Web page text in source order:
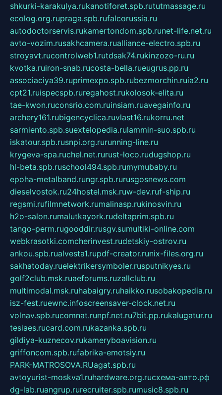
shkurki-karakulya.rukanotiforet.spb.rututmassage.ru
ecolog.org.rupraga.spb.rufalcorussia.ru
autodoctorservis.rukamertondom.spb.runet-life.net.ru
avto-vozim.rusakhcamera.rualliance-electro.spb.ru
stroyavt.rucontrolweb1.rutdsak74.rukinzozo-ru.ru
kvotka.ruiron-snab.rucosta-bella.rueugrus.pp.ru
associaciya39.ruprimexpo.spb.rubezmorchin.ruia2.ru
cpt21.ruispecspb.ruregahost.rukolosok-elita.ru
tae-kwon.ruconsrio.com.ruinsiam.ruavegainfo.ru
archery161.rubigencyclica.ruvlast16.rukorru.net
sarmiento.spb.suextelopedia.rulammin-suo.spb.ru
iskatour.spb.rusnpi.org.rurunning-line.ru
krygeva-spa.ruchel.net.rurust-loco.rudugshop.ru
hl-beta.spb.ruschool494.spb.rumymubaby.ru
epoha-metalband.rungr.spb.rurusgosnews.com
dieselvostok.ru24hostel.msk.ruw-dev.ruf-ship.ru
regsmi.rufilmnetwork.rumalinasp.rukinosvin.ru
h2o-salon.rumalutkayork.rudeltaprim.spb.ru
tango-perm.rugooddir.rusgv.sumultiki-online.com
webkrasotki.comcherinvest.rudetskiy-ostrov.ru
ankou.spb.rualvesta1.rupdf-creator.runix-files.org.ru
sakhatoday.ruelektrikersymboler.rusputnikyes.ru
golf2club.msk.ruaeforums.ruzallclub.ru
multimodal.msk.ruhabaigry.ruhaikko.rusobakopedia.ru
isz-fest.ruewnc.infoscreensaver-clock.net.ru
volnav.spb.rucomnat.runpf.net.ru7bit.pp.rukalugatur.ru
tesiaes.rucard.com.rukazanka.spb.ru
gildiya-kuznecov.rukameryboavision.ru
griffoncom.spb.rufabrika-emotsiy.ru
PARK-MATROSOVA.RUagat.spb.ru
avtoyurist-moskva1.ruhardware.org.ruсхема-авто.рф
dg-lab.ruangrup.rurecruiter.spb.rumusic8.spb.ru